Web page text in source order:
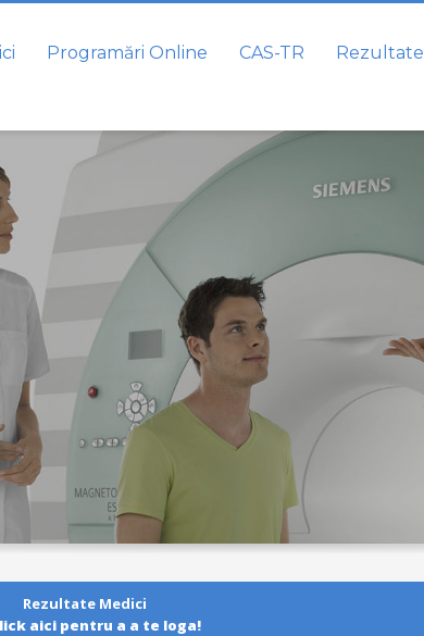
Programări Online CAS-TR Rezultate
Rezultate Medici
aici pentru a a te loga!